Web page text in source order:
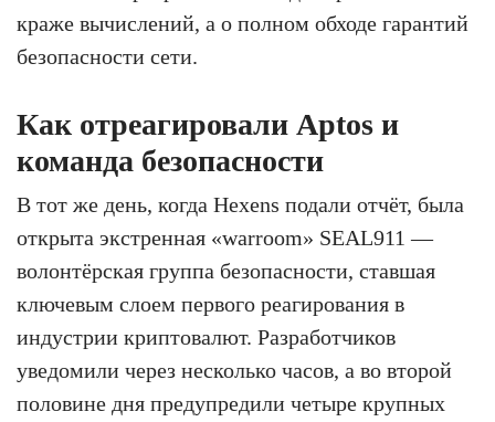
краже вычислений, а о полном обходе гарантий
безопасности сети.
Как отреагировали Aptos и
команда безопасности
В тот же день, когда Hexens подали отчёт, была
открыта экстренная «warroom» SEAL911 —
волонтёрская группа безопасности, ставшая
ключевым слоем первого реагирования в
индустрии криптовалют. Разработчиков
уведомили через несколько часов, а во второй
половине дня предупредили четыре крупных